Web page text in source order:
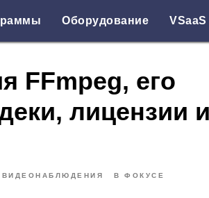
Оборудование VSaaS
FFmpeg, его
лицензии и
В ФОКУСЕ